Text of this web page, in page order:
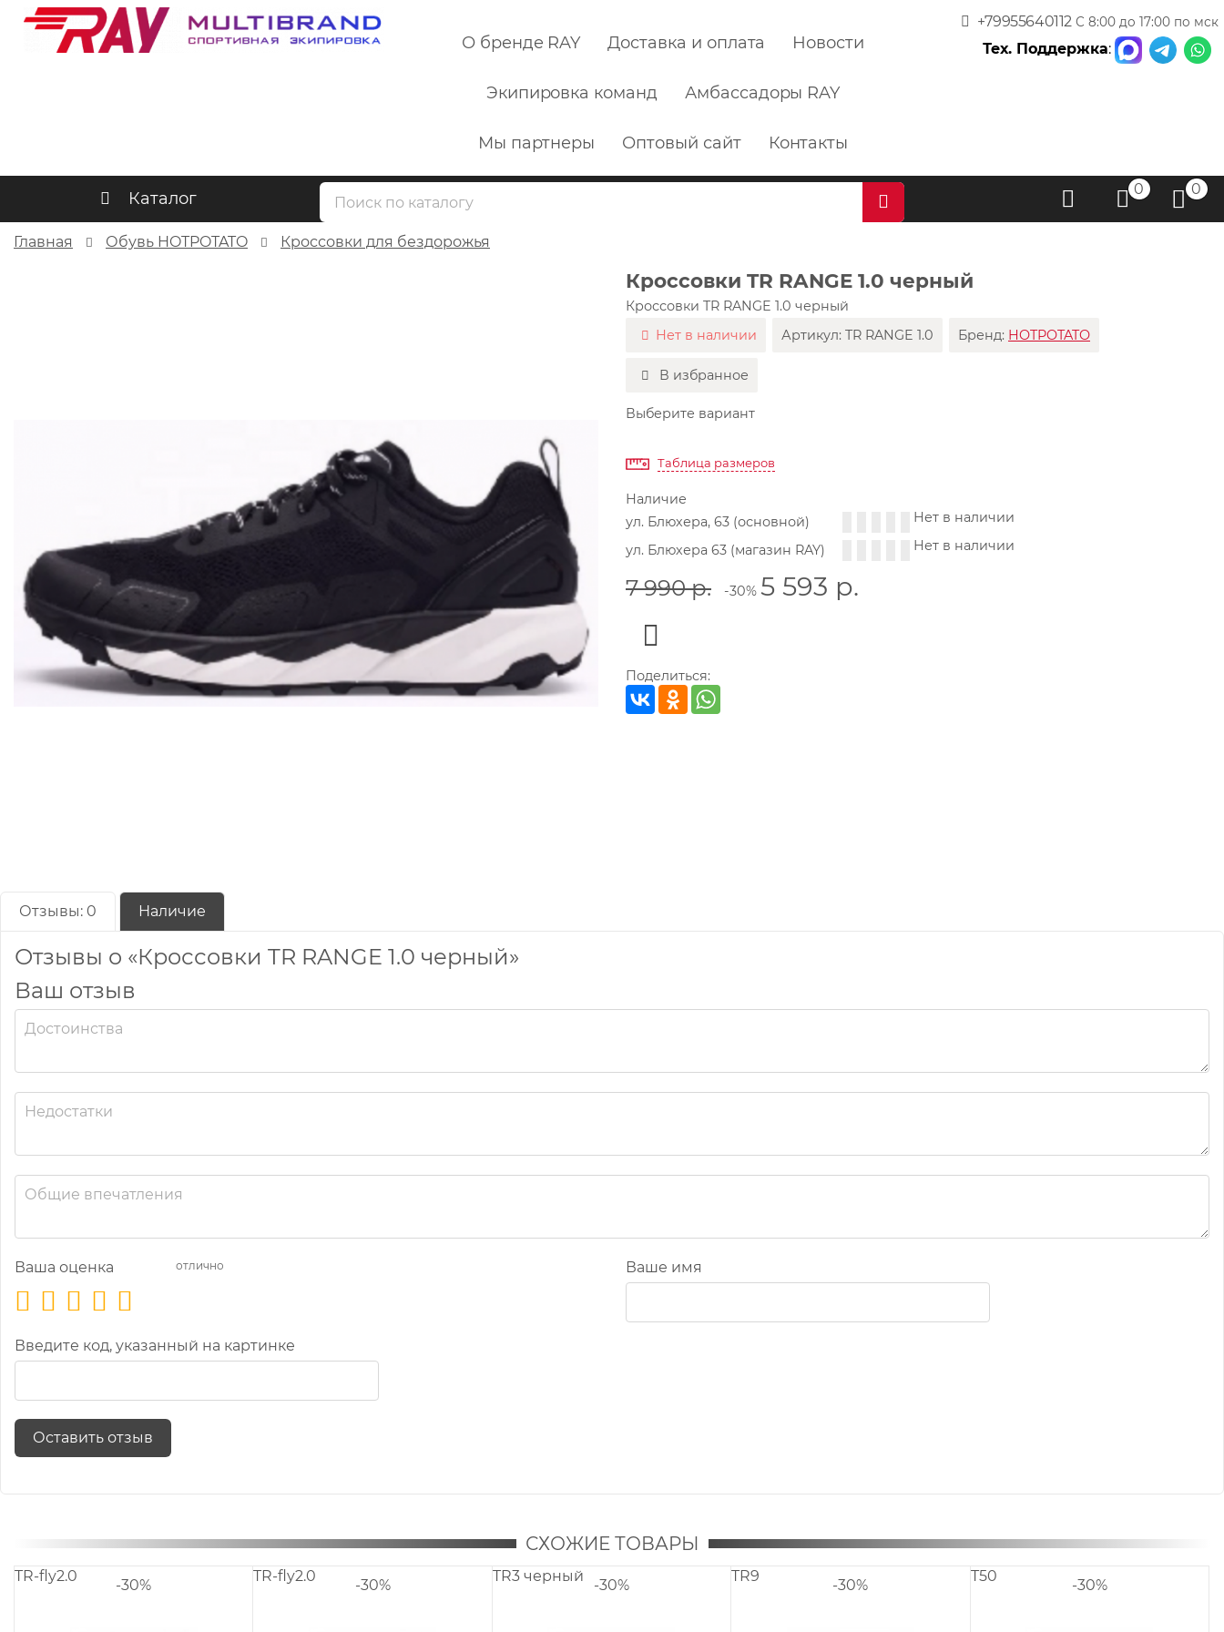
О бренде RAY Доставка и оплата Новости
Экипировка команд Амбассадоры RAY
Мы партнеры Оптовый сайт Контакты
+79955640112 С 8:00 до 17:00 по мск
Тех. Поддержка:
Каталог 0 0
Главная Обувь HOTPOTATO Кроссовки для бездорожья
Кроссовки TR RANGE 1.0 черный
Кроссовки TR RANGE 1.0 черный
Нет в наличии
Артикул:TR RANGE 1.0 Бренд: HOTPOTATO
В избранное
Выберите вариант
Таблица размеров
Наличие
ул. Блюхера, 63 (основной)
Нет в наличии
ул. Блюхера 63 (магазин RAY)
Нет в наличии
7 990 р. -30% 5 593 р.
Поделиться:
Отзывы: 0 Наличие
Отзывы о «Кроссовки TR RANGE 1.0 черный»
Ваш отзыв
Ваша оценка отлично Ваше имя
Введите код, указанный на картинке
Оставить отзыв
СХОЖИЕ ТОВАРЫ
T50
-30%
TR8
-30%
TR8
-30%
TR-fly1.0
-30%
TR3 белый/